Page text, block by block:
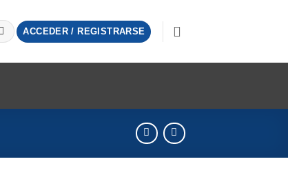
ACCEDER / REGISTRARSE